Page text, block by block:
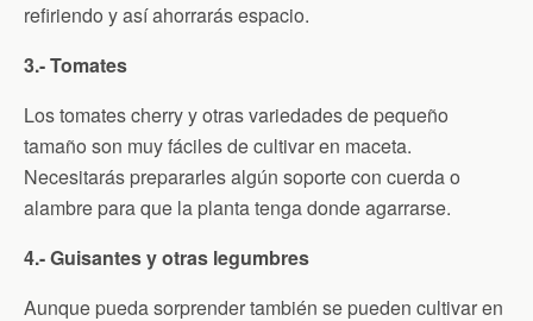
refiriendo y así ahorrarás espacio.
3.- Tomates
Los tomates cherry y otras variedades de pequeño
tamaño son muy fáciles de cultivar en maceta.
Necesitarás prepararles algún soporte con cuerda o
alambre para que la planta tenga donde agarrarse.
4.- Guisantes y otras legumbres
Aunque pueda sorprender también se pueden cultivar en